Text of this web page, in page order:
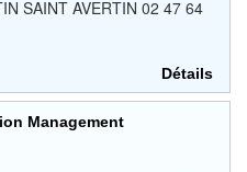
SAINT AVERTIN 02 47 64
Détails
Management